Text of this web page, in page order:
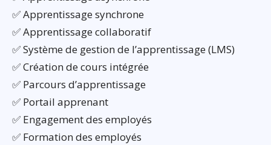
✅ Apprentissage synchrone
✅ Apprentissage collaboratif
✅ Système de gestion de l’apprentissage (LMS)
✅ Création de cours intégrée
✅ Parcours d’apprentissage
✅ Portail apprenant
✅ Engagement des employés
✅ Formation des employés